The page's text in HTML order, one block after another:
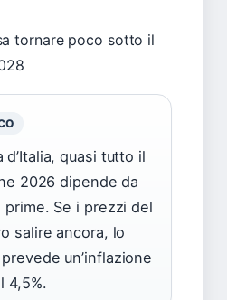
tornare poco sotto il
d’Italia, quasi tutto il
2026 dipende da
Se i prezzi del
salire ancora, lo
un’inflazione
4,5%.